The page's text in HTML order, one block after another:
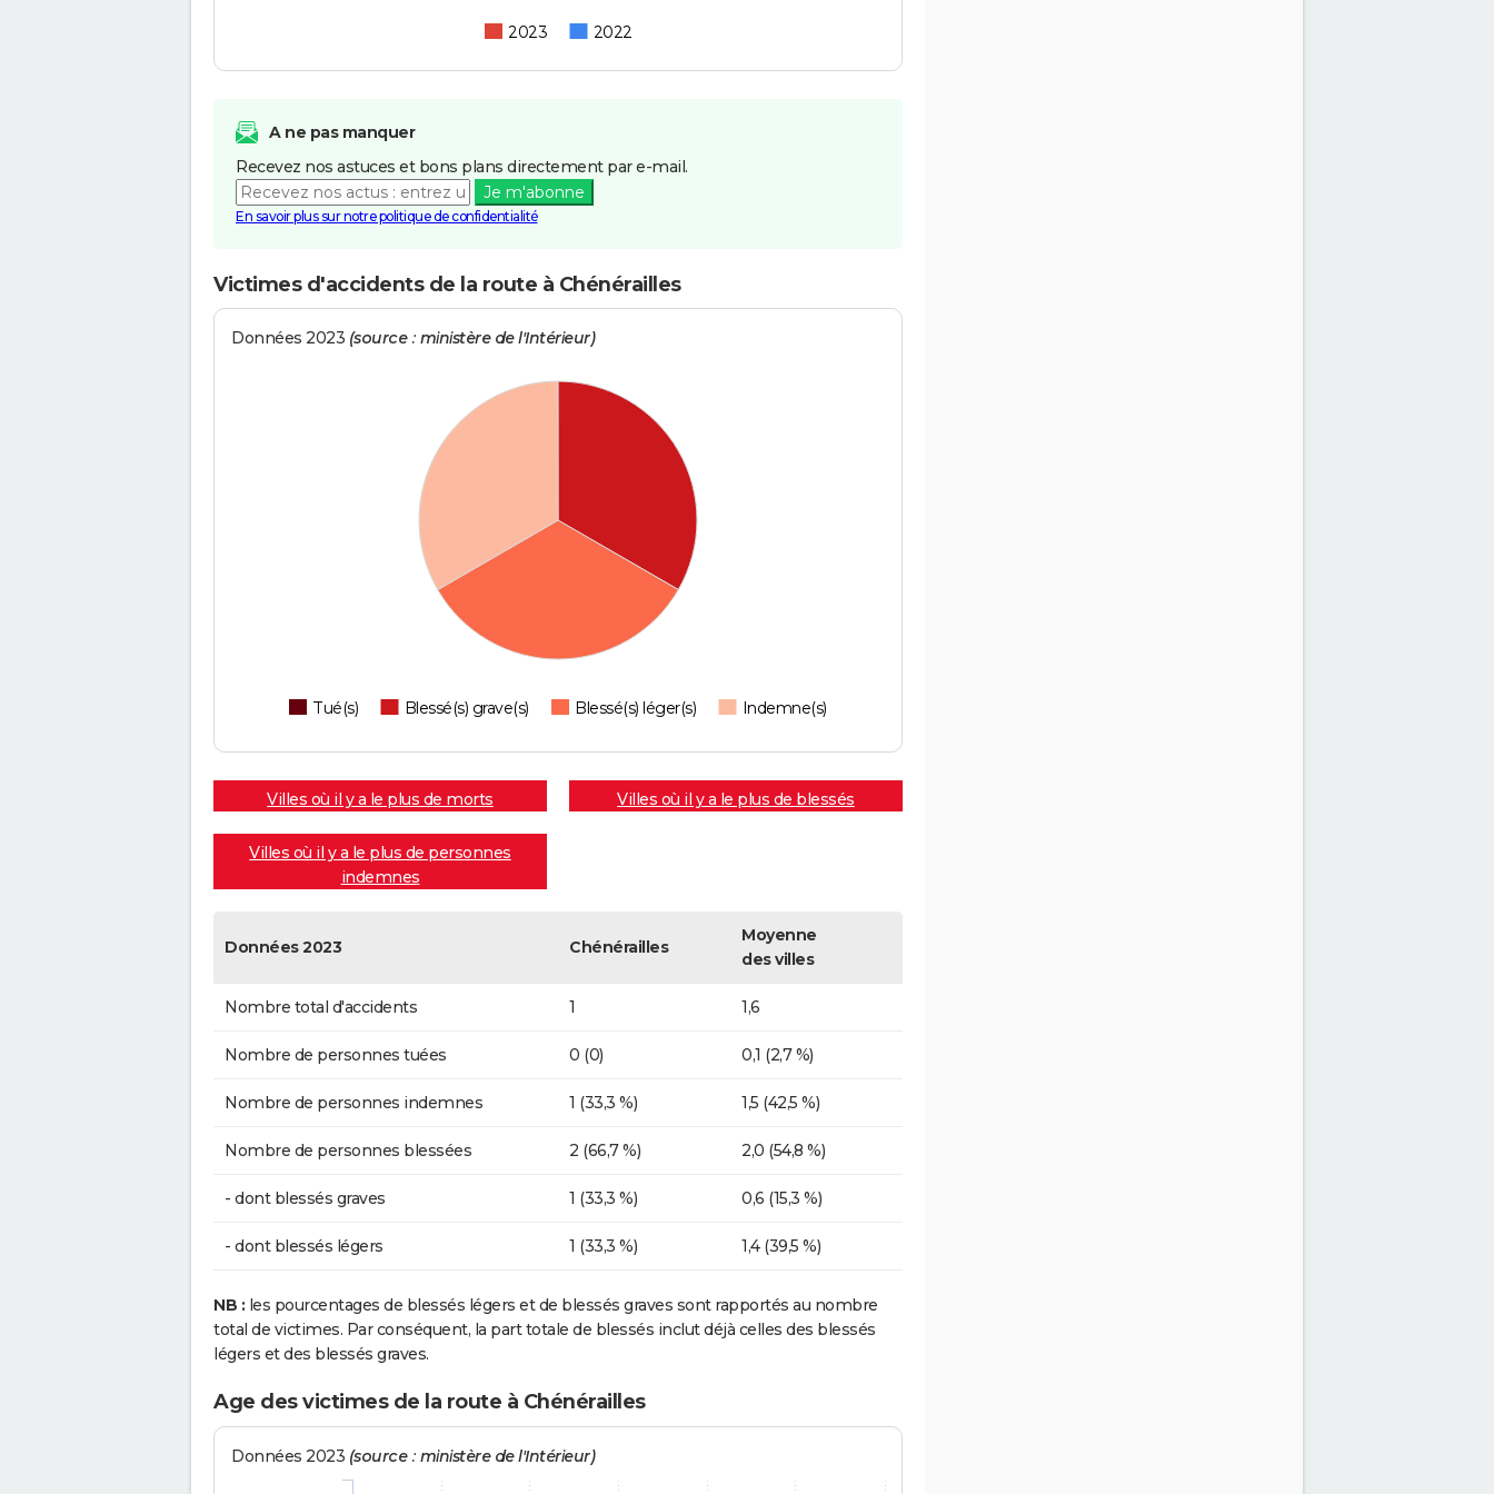
2023 2022
A ne pas manquer
Recevez nos astuces et bons plans directement par e-mail.
Je m'abonne
En savoir plus sur notre politique de confidentialité
Victimes d'accidents de la route à Chénérailles
Données 2023 (source : ministère de l'Intérieur)
Tué(s) Blessé(s) grave(s) Blessé(s) léger(s) Indemne(s)
Villes où il y a le plus de morts Villes où il y a le plus de blessés
Villes où il y a le plus de personnes
indemnes
Données 2023 Chénérailles
Moyenne
des villes
Nombre total d'accidents 1 1,6
Nombre de personnes tuées 0 (0) 0,1 (2,7 %)
Nombre de personnes indemnes 1 (33,3 %) 1,5 (42,5 %)
Nombre de personnes blessées 2 (66,7 %) 2,0 (54,8 %)
- dont blessés graves 1 (33,3 %) 0,6 (15,3 %)
- dont blessés légers 1 (33,3 %) 1,4 (39,5 %)
NB : les pourcentages de blessés légers et de blessés graves sont rapportés au nombre
total de victimes. Par conséquent, la part totale de blessés inclut déjà celles des blessés
légers et des blessés graves.
Age des victimes de la route à Chénérailles
Données 2023 (source : ministère de l'Intérieur)